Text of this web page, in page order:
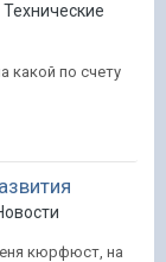
Технические
какой по счету
кюрфюст, на